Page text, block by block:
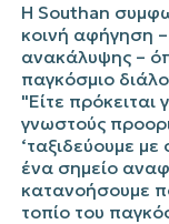
Η Southan
κοινή αφήγηση
ανακάλυψης –
παγκόσμιο
"Είτε πρόκειται
γνωστούς
‘ταξιδεύουμε
ένα σημείο
κατανοήσουμε
τοπίο του